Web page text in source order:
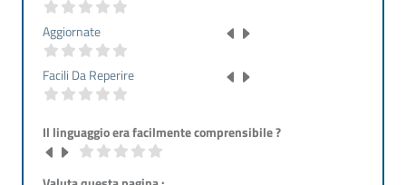
Aggiornate
Facili Da Reperire
Il linguaggio era facilmente comprensibile ?